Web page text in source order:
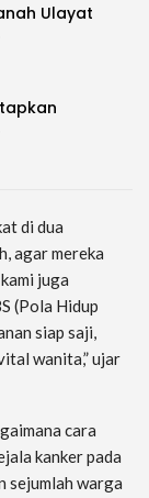
Ulayat
di dua
agar mereka
juga
(Pola Hidup
siap saji,
wanita,” ujar
cara
kanker pada
sejumlah warga